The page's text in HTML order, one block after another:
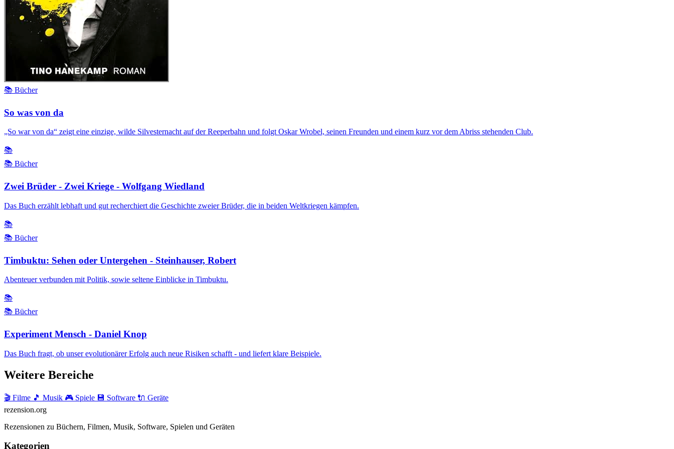
📚 Bücher
So was von da
„So war von da“ zeigt eine einzige, wilde Silvesternacht auf der Reeperbahn und folgt Oskar Wrobel, seinen Freunden und einem kurz vor dem Abriss stehenden Club.
📚
📚 Bücher
Zwei Brüder - Zwei Kriege - Wolfgang Wiedland
Das Buch erzählt lebhaft und gut recherchiert die Geschichte zweier Brüder, die in beiden Weltkriegen kämpfen.
📚
📚 Bücher
Timbuktu: Sehen oder Untergehen - Steinhauser, Robert
Abenteuer verbunden mit Politik, sowie seltene Einblicke in Timbuktu.
📚
📚 Bücher
Experiment Mensch - Daniel Knop
Das Buch fragt, ob unser evolutionärer Erfolg auch neue Risiken schafft - und liefert klare Beispiele.
Weitere Bereiche
🎬 Filme 🎵 Musik 🎮 Spiele 💾 Software 🔌 Geräte
rezension.org
Rezensionen zu Büchern, Filmen, Musik, Software, Spielen und Geräten
Kategorien